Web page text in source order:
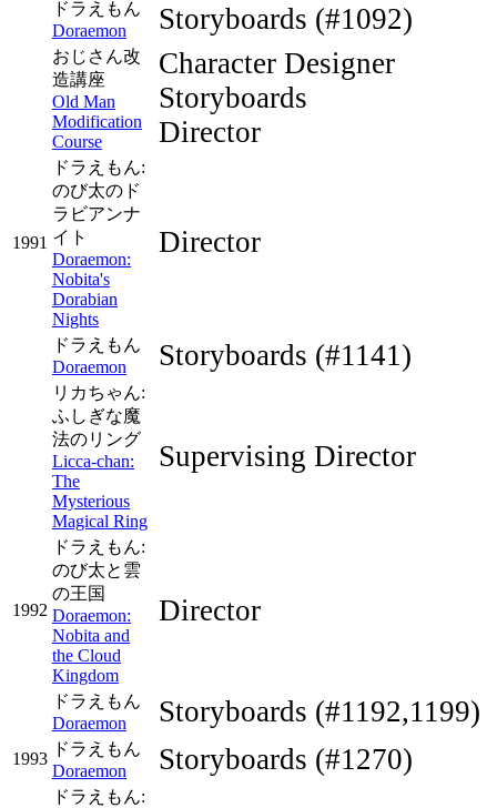
ドラえもん
Doraemon
Storyboards (#1092)
おじさん改
造講座
Old Man
Modification
Course
Character Designer
Storyboards
Director
1991
ドラえもん:
のび太のド
ラビアンナ
イト
Doraemon:
Nobita's
Dorabian
Nights
Director
ドラえもん
Doraemon
Storyboards (#1141)
リカちゃん:
ふしぎな魔
法のリング
Licca-chan:
The
Mysterious
Magical Ring
Supervising Director
1992
ドラえもん:
のび太と雲
の王国
Doraemon:
Nobita and
the Cloud
Kingdom
Director
ドラえもん
Doraemon
Storyboards (#1192,1199)
1993
ドラえもん
Doraemon
Storyboards (#1270)
ドラえもん: